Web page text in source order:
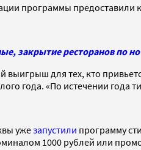
программы предоставили
закрытие ресторанов по
выигрыш для тех, кто
года. «По истечении года
ужезапустили программу
1000 рублей или